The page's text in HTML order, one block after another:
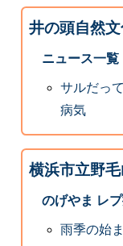
井の頭自然文
ニュース一覧
サルだっ
病気
横浜市立野
のげやま レ
雨季の始